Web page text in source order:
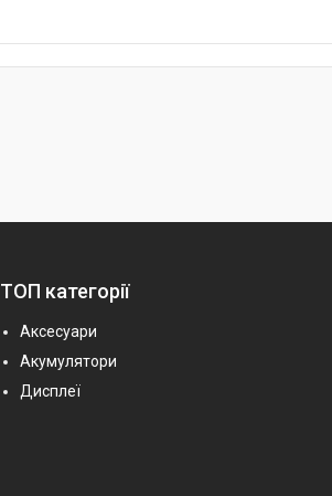
ТОП категорії
Аксесуари
Акумулятори
Дисплеї